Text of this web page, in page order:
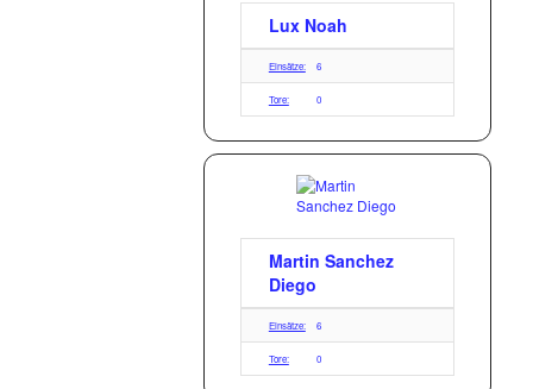
Lux Noah
Einsätze: 6
Tore: 0
Martin Sanchez
Diego
Einsätze: 6
Tore: 0